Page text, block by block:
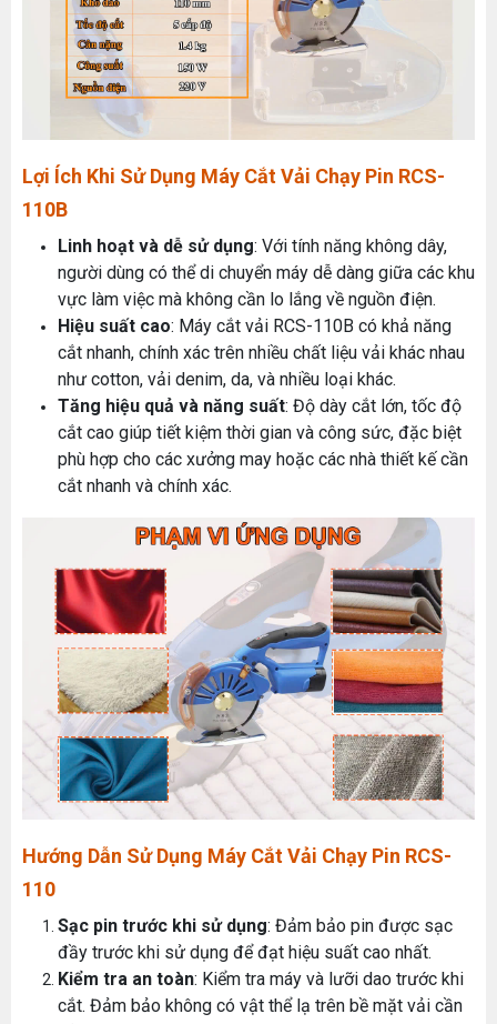
Lợi Ích Khi Sử Dụng Máy Cắt Vải Chạy Pin RCS-
110B
Linh hoạt và dễ sử dụng: Với tính năng không dây,
người dùng có thể di chuyển máy dễ dàng giữa các khu
vực làm việc mà không cần lo lắng về nguồn điện.
Hiệu suất cao: Máy cắt vải RCS-110B có khả năng
cắt nhanh, chính xác trên nhiều chất liệu vải khác nhau
như cotton, vải denim, da, và nhiều loại khác.
Tăng hiệu quả và năng suất: Độ dày cắt lớn, tốc độ
cắt cao giúp tiết kiệm thời gian và công sức, đặc biệt
phù hợp cho các xưởng may hoặc các nhà thiết kế cần
cắt nhanh và chính xác.
Hướng Dẫn Sử Dụng Máy Cắt Vải Chạy Pin RCS-
110
Sạc pin trước khi sử dụng: Đảm bảo pin được sạc
đầy trước khi sử dụng để đạt hiệu suất cao nhất.
Kiểm tra an toàn: Kiểm tra máy và lưỡi dao trước khi
cắt. Đảm bảo không có vật thể lạ trên bề mặt vải cần
MÁY MAY BAO CẦM TAY TRỤ ĐỨNG 2 KIM
Đăng nhập để xem giá sỉ